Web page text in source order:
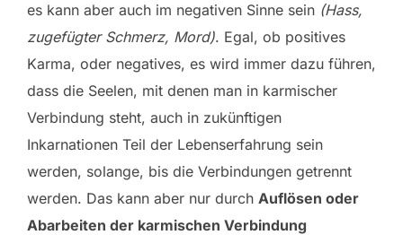
es kann aber auch im negativen Sinne sein (Hass,
zugefügter Schmerz, Mord). Egal, ob positives
Karma, oder negatives, es wird immer dazu führen,
dass die Seelen, mit denen man in karmischer
Verbindung steht, auch in zukünftigen
Inkarnationen Teil der Lebenserfahrung sein
werden, solange, bis die Verbindungen getrennt
werden. Das kann aber nur durch Auflösen oder
Abarbeiten der karmischen Verbindung